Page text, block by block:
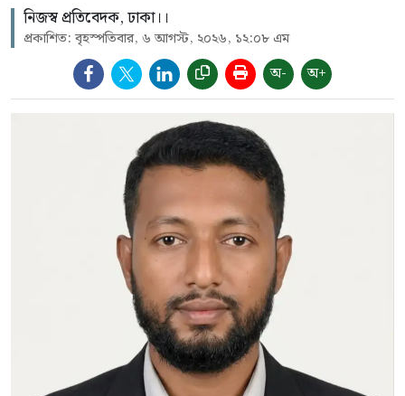
নিজস্ব প্রতিবেদক, ঢাকা।।
প্রকাশিত: বৃহস্পতিবার, ৬ আগস্ট, ২০২৬, ১২:০৮ এম
অ- অ+